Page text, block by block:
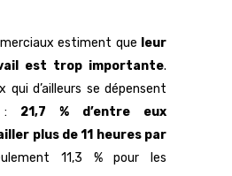
estiment que leur
est trop importante.
qui d’ailleurs se dépensent
: 21,7 % d’entre eux
plus de 11 heures par
11,3 % pour les